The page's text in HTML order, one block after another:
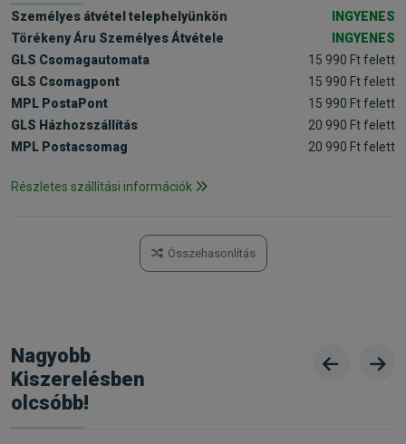
Személyes átvétel telephelyünkön
INGYENES
Törékeny Áru Személyes Átvétele
INGYENES
GLS Csomagautomata
15 990 Ft felett
GLS Csomagpont
15 990 Ft felett
MPL PostaPont
15 990 Ft felett
GLS Házhozszállítás
20 990 Ft felett
MPL Postacsomag
20 990 Ft felett
Részletes szállítási információk
Összehasonlítás
Nagyobb
Kiszerelésben
olcsóbb!